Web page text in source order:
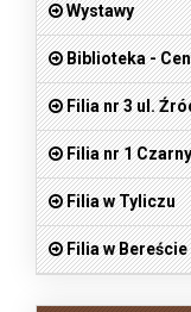
Wystawy
Biblioteka -
Filia nr 3 ul.
Filia nr 1
Filia w Tyliczu
Filia w Bereście